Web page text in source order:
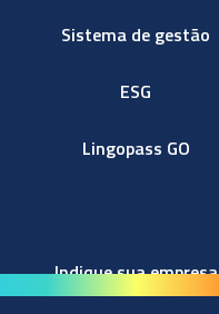
Sistema de gestão
ESG
Lingopass GO
Indique sua empresa